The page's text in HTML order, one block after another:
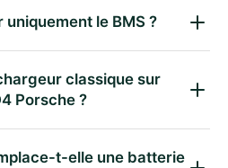
le BMS ?
classique sur
Porsche ?
t-elle une batterie